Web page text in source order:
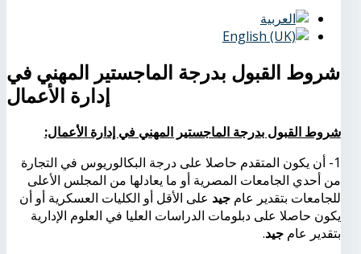
شروط القبول بدرجة الماجستير المهني في
إدارة الأعمال
شروط القبول بدرجة الماجستير المهني في إدارة الأعمال:
1- أن يكون المتقدم حاصلا على درجة البكالوريوس في التجارة
من أحدي الجامعات المصرية أو ما يعادلها من المجلس الأعلى
للجامعات بتقدير عامجيد على الأقل أو الكليات العسكرية أو أن
يكون حاصلا على دبلومات الدراسات العليا في العلوم الإدارية
بتقدير عامجيد.